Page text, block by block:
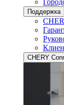
Поддержка
CHERY